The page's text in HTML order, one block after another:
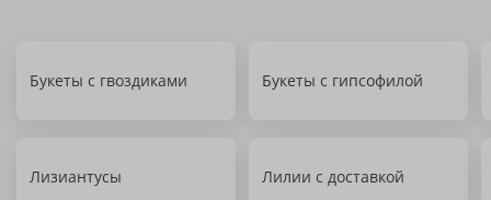
Букеты с гвоздиками Букеты с гипсофилой
Лизиантусы Лилии с доставкой